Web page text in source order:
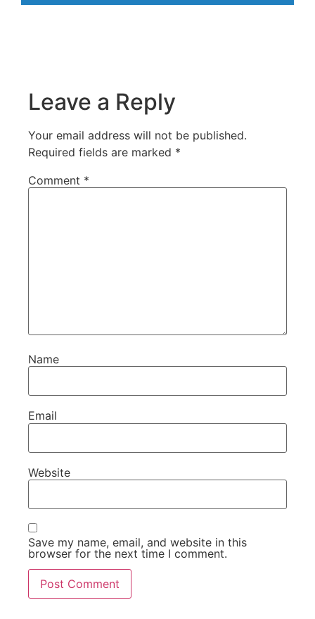
Leave a Reply
Your email address will not be published.
Required fields are marked *
Comment *
Name
Email
Website
Save my name, email, and website in this
browser for the next time I comment.